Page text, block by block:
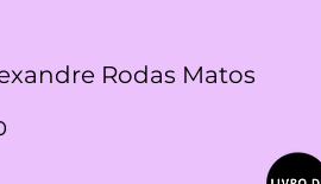
Rodas Matos